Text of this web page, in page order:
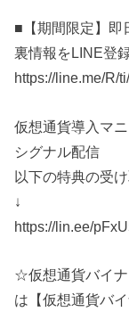
■【期間限定】即
裏情報をLINE登
https://line.me/R/
仮想通貨導入マ
シグナル配信
以下の特典の受
↓
https://lin.ee/
☆仮想通貨バイナ
は【仮想通貨バ